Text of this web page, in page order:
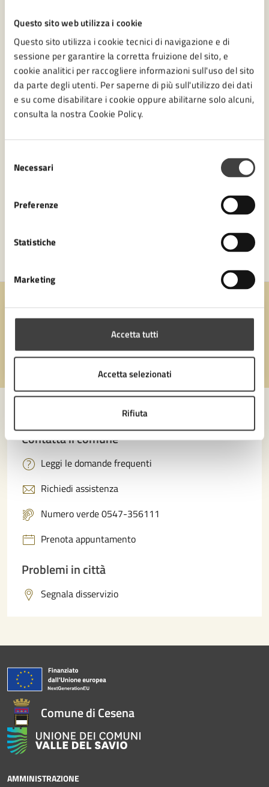
Questo sito web utilizza i cookie
Questo sito utilizza i cookie tecnici di navigazione e di
sessione per garantire la corretta fruizione del sito, e
cookie analitici per raccogliere informazioni sull'uso del sito
da parte degli utenti. Per saperne di più sull'utilizzo dei dati
e su come disabilitare i cookie oppure abilitarne solo alcuni,
consulta la nostra Cookie Policy.
delNecessari
Preferenze
Statistiche
Marketing
Accetta tutti
Accetta selezionati
Rifiuta
Amministrazione
Settore Biblioteca Malatestiana e Cultura
Quanto sono chiare le informazioni su questa
Valuta 5 stelle su 5
Valuta 4 stelle su 5
Valuta 3 stelle su 5
Valuta 2 stelle su 5
Contatta il comune
Leggi le domande frequenti
Richiedi assistenza
Numero verde 0547-356111
Prenota appuntamento
Problemi in città
Segnala disservizio
Comune di Cesena
AMMINISTRAZIONE